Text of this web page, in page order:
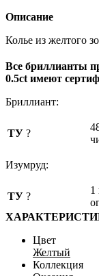
Описание
Колье из желтого
Все бриллианты
0.5ct имеют
Бриллиант:
ТУ ?
Изумруд:
ТУ ?
1
Цвет
Желтый
Коллекция